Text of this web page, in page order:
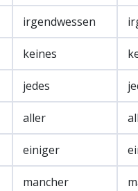
irgendwessen
keines
jedes
aller
einiger
mancher